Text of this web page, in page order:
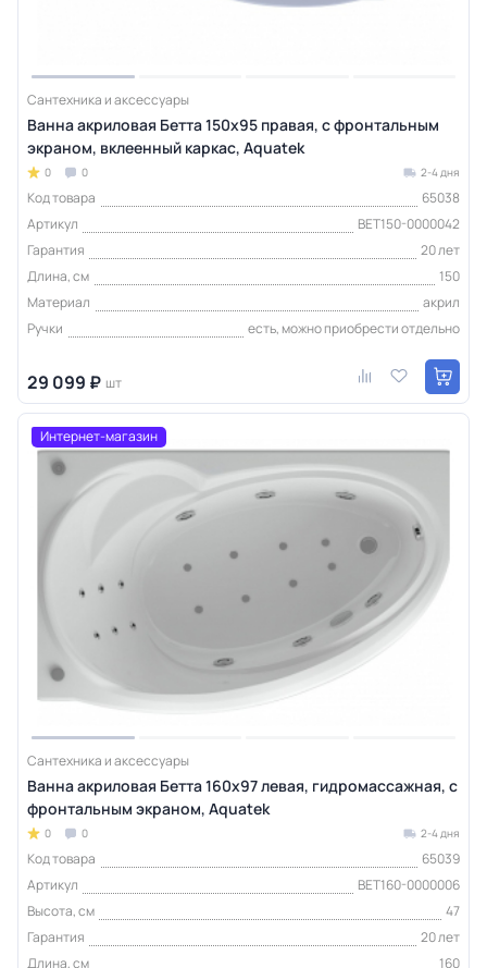
Сантехника и аксессуары
Ванна акриловая Бетта 150х95 правая, с фронтальным
экраном, вклеенный каркас, Aquatek
0 0 2-4 дня
Код товара
65038
Артикул
BET150-0000042
Гарантия
20 лет
Длина, см
150
Материал
акрил
Ручки
есть, можно приобрести отдельно
29 099 ₽ шт
Интернет-магазин
Сантехника и аксессуары
Ванна акриловая Бетта 160х97 левая, гидромассажная, с
фронтальным экраном, Aquatek
0 0 2-4 дня
Код товара
65039
Артикул
BET160-0000006
Высота, см
47
Гарантия
20 лет
Длина, см
160